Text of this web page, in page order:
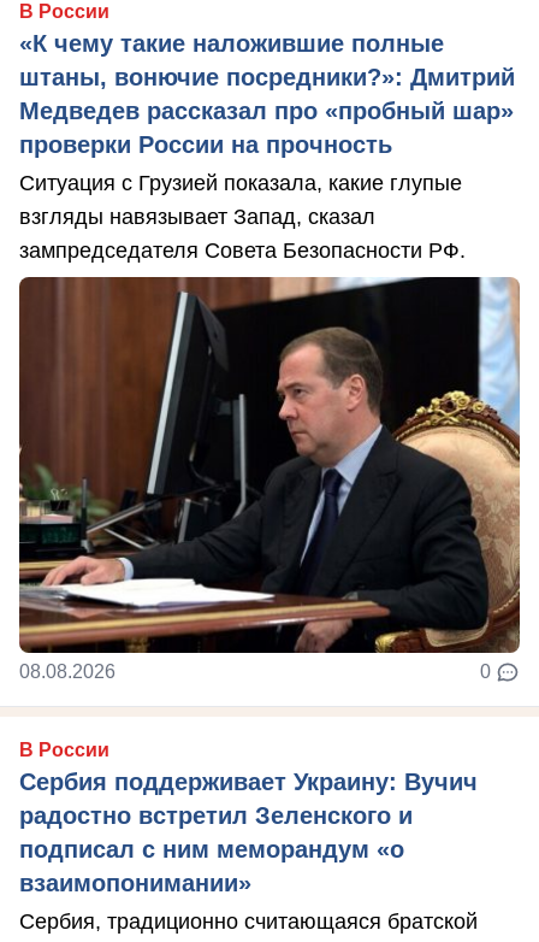
В России
«К чему такие наложившие полные
штаны, вонючие посредники?»: Дмитрий
Медведев рассказал про «пробный шар»
проверки России на прочность
Ситуация с Грузией показала, какие глупые
взгляды навязывает Запад, сказал
зампредседателя Совета Безопасности РФ.
08.08.2026 0
В России
Сербия поддерживает Украину: Вучич
радостно встретил Зеленского и
подписал с ним меморандум «о
взаимопонимании»
Сербия, традиционно считающаяся братской